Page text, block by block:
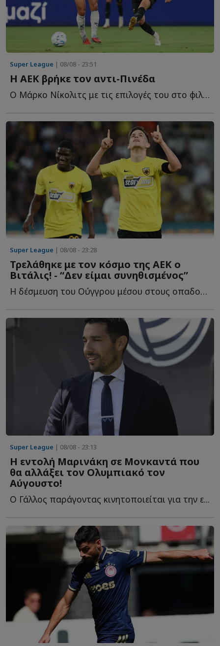
Super League | 08/08 - 23:51
Η ΑΕΚ βρήκε τον αντι-Πινέδα
Ο Μάρκο Νίκολιτς με τις επιλογές του στο φιλικό της Α...
Super League | 08/08 - 23:28
Τρελάθηκε με τον κόσμο της ΑΕΚ ο
Βιτάλις! - “Δεν είμαι συνηθισμένος”
Η δέσμευση του Ούγγρου μέσου στους οπαδούς τ...
Super League | 08/08 - 23:13
Η εντολή Μαρινάκη σε Μονκαντά που
θα αλλάξει τον Ολυμπιακό τον
Αύγουστο!
Ο Γάλλος παράγοντας κινητοποιείται για την ε...